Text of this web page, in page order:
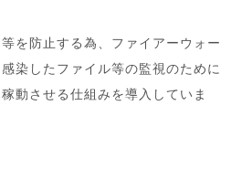
を防止する為、ファイアーウォー
染したファイル等の監視のために
動させる仕組みを導入していま